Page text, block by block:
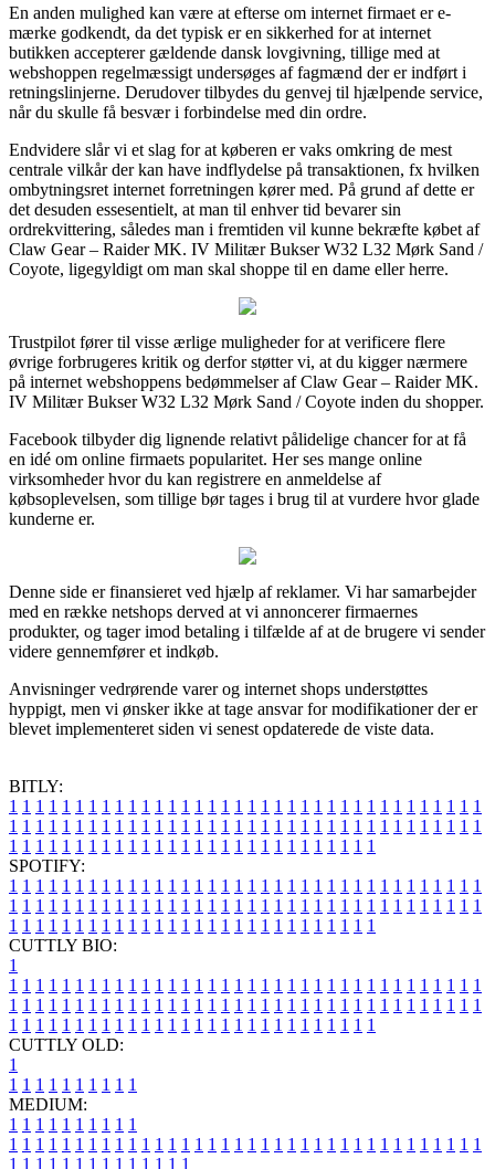
En anden mulighed kan være at efterse om internet firmaet er e-
mærke godkendt, da det typisk er en sikkerhed for at internet
butikken accepterer gældende dansk lovgivning, tillige med at
webshoppen regelmæssigt undersøges af fagmænd der er indført i
retningslinjerne. Derudover tilbydes du genvej til hjælpende service,
når du skulle få besvær i forbindelse med din ordre.
Endvidere slår vi et slag for at køberen er vaks omkring de mest
centrale vilkår der kan have indflydelse på transaktionen, fx hvilken
ombytningsret internet forretningen kører med. På grund af dette er
det desuden essesentielt, at man til enhver tid bevarer sin
ordrekvittering, således man i fremtiden vil kunne bekræfte købet af
Claw Gear – Raider MK. IV Militær Bukser W32 L32 Mørk Sand /
Coyote, ligegyldigt om man skal shoppe til en dame eller herre.
Trustpilot fører til visse ærlige muligheder for at verificere flere
øvrige forbrugeres kritik og derfor støtter vi, at du kigger nærmere
på internet webshoppens bedømmelser af Claw Gear – Raider MK.
IV Militær Bukser W32 L32 Mørk Sand / Coyote inden du shopper.
Facebook tilbyder dig lignende relativt pålidelige chancer for at få
en idé om online firmaets popularitet. Her ses mange online
virksomheder hvor du kan registrere en anmeldelse af
købsoplevelsen, som tillige bør tages i brug til at vurdere hvor glade
kunderne er.
Denne side er finansieret ved hjælp af reklamer. Vi har samarbejder
med en række netshops derved at vi annoncerer firmaernes
produkter, og tager imod betaling i tilfælde af at de brugere vi sender
videre gennemfører et indkøb.
Anvisninger vedrørende varer og internet shops understøttes
hyppigt, men vi ønsker ikke at tage ansvar for modifikationer der er
blevet implementeret siden vi senest opdaterede de viste data.
BITLY:
1 1 1 1 1 1 1 1 1 1 1 1 1 1 1 1 1 1 1 1 1 1 1 1 1 1 1 1 1 1 1 1 1 1 1 1
1 1 1 1 1 1 1 1 1 1 1 1 1 1 1 1 1 1 1 1 1 1 1 1 1 1 1 1 1 1 1 1 1 1 1 1
1 1 1 1 1 1 1 1 1 1 1 1 1 1 1 1 1 1 1 1 1 1 1 1 1 1 1 1
SPOTIFY:
1 1 1 1 1 1 1 1 1 1 1 1 1 1 1 1 1 1 1 1 1 1 1 1 1 1 1 1 1 1 1 1 1 1 1 1
1 1 1 1 1 1 1 1 1 1 1 1 1 1 1 1 1 1 1 1 1 1 1 1 1 1 1 1 1 1 1 1 1 1 1 1
1 1 1 1 1 1 1 1 1 1 1 1 1 1 1 1 1 1 1 1 1 1 1 1 1 1 1 1
CUTTLY BIO:
1
1 1 1 1 1 1 1 1 1 1 1 1 1 1 1 1 1 1 1 1 1 1 1 1 1 1 1 1 1 1 1 1 1 1 1 1
1 1 1 1 1 1 1 1 1 1 1 1 1 1 1 1 1 1 1 1 1 1 1 1 1 1 1 1 1 1 1 1 1 1 1 1
1 1 1 1 1 1 1 1 1 1 1 1 1 1 1 1 1 1 1 1 1 1 1 1 1 1 1 1
CUTTLY OLD:
1
1 1 1 1 1 1 1 1 1 1
MEDIUM:
1 1 1 1 1 1 1 1 1 1
1 1 1 1 1 1 1 1 1 1 1 1 1 1 1 1 1 1 1 1 1 1 1 1 1 1 1 1 1 1 1 1 1 1 1 1
1 1 1 1 1 1 1 1 1 1 1 1 1 1